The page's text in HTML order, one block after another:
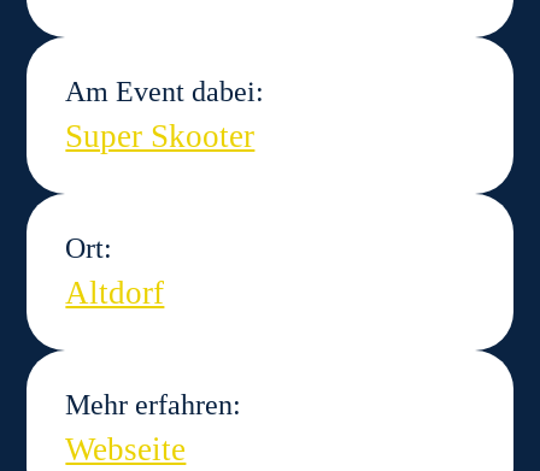
Am Event dabei:
Super Skooter
Ort:
Altdorf
Mehr erfahren:
Webseite